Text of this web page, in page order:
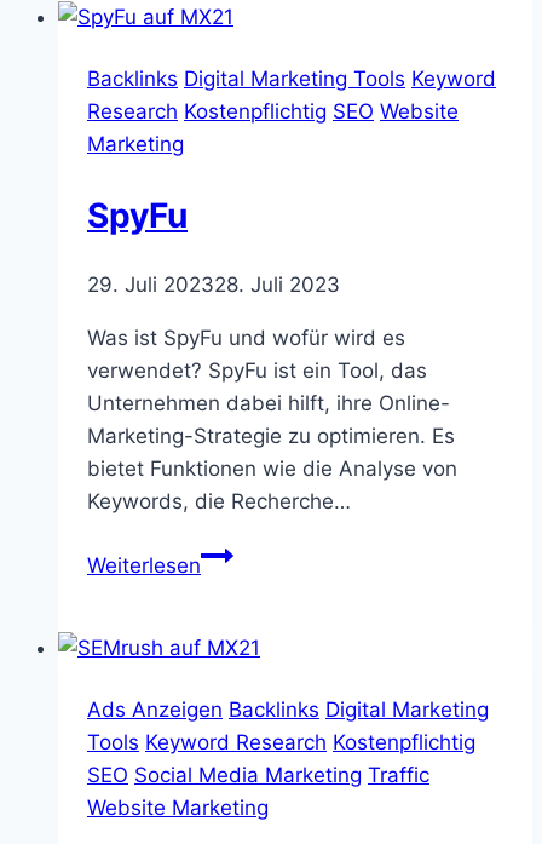
Backlinks Digital Marketing Tools Keyword
Research Kostenpflichtig SEO Website
Marketing
SpyFu
29. Juli 202328. Juli 2023
Was ist SpyFu und wofür wird es
verwendet? SpyFu ist ein Tool, das
Unternehmen dabei hilft, ihre Online-
Marketing-Strategie zu optimieren. Es
bietet Funktionen wie die Analyse von
Keywords, die Recherche…
WeiterlesenSpyFu
Ads Anzeigen Backlinks Digital Marketing
Tools Keyword Research Kostenpflichtig
SEO Social Media Marketing Traffic
Website Marketing